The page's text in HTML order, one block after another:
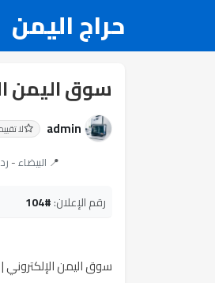
حراج اليمن
سوق اليمن
admin لا
📍 البيضاء-
رقم الإعلان:#104
سوق اليمن